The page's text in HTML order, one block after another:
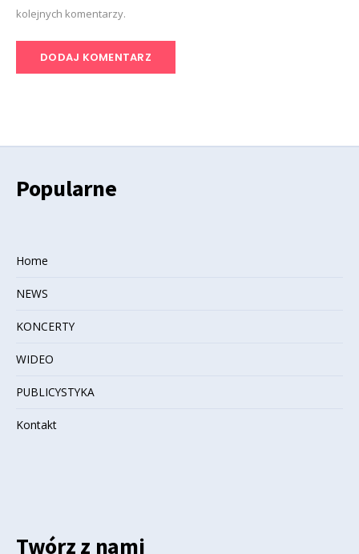
kolejnych komentarzy.
Popularne
Home
NEWS
KONCERTY
WIDEO
PUBLICYSTYKA
Kontakt
Twórz z nami